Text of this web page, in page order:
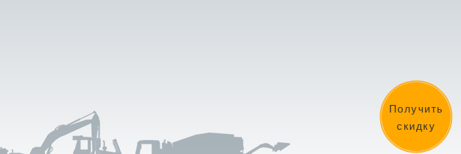
Получить
скидку